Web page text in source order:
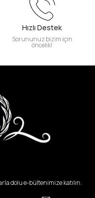
Hızlı Destek
Sorununuz bizim için
öncelik!
dolu e-bültenimize katılın.